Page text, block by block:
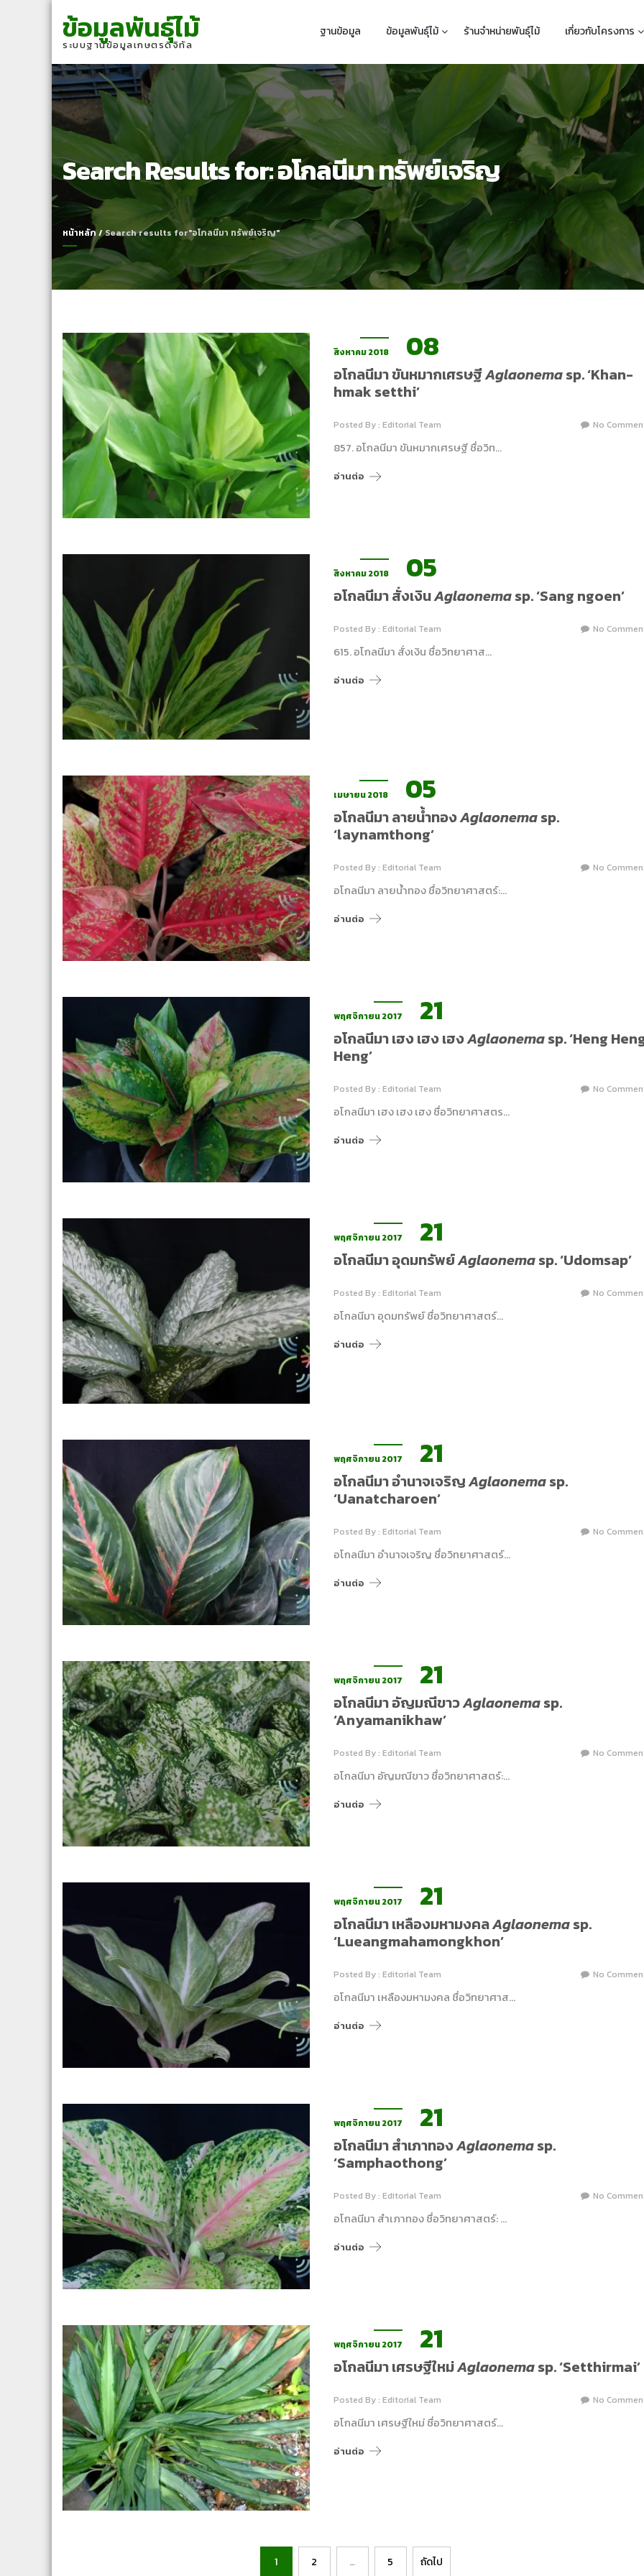
navigation
content
ข้อมูลพันธุ์ไม้
ระบบฐานข้อมูลเกษตรดิจิทัล
ฐานข้อมูล ข้อมูลพันธุ์ไม้ ร้านจำหน่ายพันธุ์ไม้ เกี่ยวกับโครงการ
Search Results for:อโกลนีมา ทรัพย์เจริญ
หน้าหลัก/Search results for"อโกลนีมา ทรัพย์เจริญ"
สิงหาคม 2018 08
อโกลนีมา ขันหมากเศรษฐีAglaonemasp. ‘Khan-
hmak setthi’
Posted By : Editorial Team No
857. อโกลนีมา ขันหมากเศรษฐี ชื่อวิท…
อ่านต่อ
สิงหาคม 2018 05
อโกลนีมา สั่งเงินAglaonemasp. ‘Sang ngoen’
Posted By : Editorial Team No
615. อโกลนีมา สั่งเงิน ชื่อวิทยาศาส…
อ่านต่อ
เมษายน 2018 05
อโกลนีมา ลายน้ำทองAglaonemasp.
‘laynamthong’
Posted By : Editorial Team No
อโกลนีมา ลายน้ำทอง ชื่อวิทยาศาสตร์:…
อ่านต่อ
พฤศจิกายน 2017 21
อโกลนีมา เฮง เฮง เฮงAglaonemasp. ‘Heng
Heng’
Posted By : Editorial Team No
อโกลนีมา เฮง เฮง เฮง ชื่อวิทยาศาสตร…
อ่านต่อ
พฤศจิกายน 2017 21
อโกลนีมา อุดมทรัพย์Aglaonemasp. ‘Udomsap’
Posted By : Editorial Team No
อโกลนีมา อุดมทรัพย์ ชื่อวิทยาศาสตร์…
อ่านต่อ
พฤศจิกายน 2017 21
อโกลนีมา อำนาจเจริญAglaonemasp.
‘Uanatcharoen’
Posted By : Editorial Team No
อโกลนีมา อำนาจเจริญ ชื่อวิทยาศาสตร์…
อ่านต่อ
พฤศจิกายน 2017 21
อโกลนีมา อัญมณีขาวAglaonemasp.
‘Anyamanikhaw’
Posted By : Editorial Team No
อโกลนีมา อัญมณีขาว ชื่อวิทยาศาสตร์:…
อ่านต่อ
พฤศจิกายน 2017 21
อโกลนีมา เหลืองมหามงคลAglaonemasp.
‘Lueangmahamongkhon’
Posted By : Editorial Team No
อโกลนีมา เหลืองมหามงคล ชื่อวิทยาศาส…
อ่านต่อ
พฤศจิกายน 2017 21
อโกลนีมา สำเภาทองAglaonemasp.
‘Samphaothong’
Posted By : Editorial Team No
อโกลนีมา สำเภาทอง ชื่อวิทยาศาสตร์: …
อ่านต่อ
พฤศจิกายน 2017 21
อโกลนีมา เศรษฐีใหม่Aglaonemasp. ‘Setthirmai’
Posted By : Editorial Team No
อโกลนีมา เศรษฐีใหม่ ชื่อวิทยาศาสตร์…
อ่านต่อ
1 2 … 5 ถัดไป